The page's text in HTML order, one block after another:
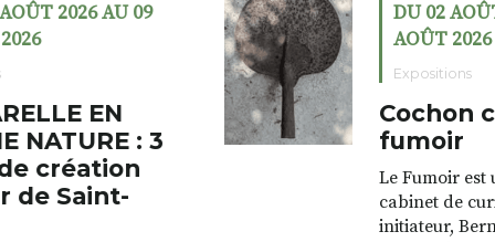
DU 02 AOÛT 2026 AU 23
AOÛT 2026
Expositions
Cochon charbon au
fumoir
Le Fumoir est une sorte de
cabinet de curiosités. Son
initiateur, Bernard Turle,